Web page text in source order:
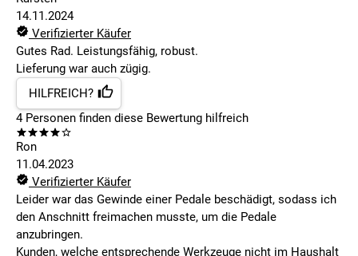
14.11.2024
Verifizierter Käufer
Gutes Rad. Leistungsfähig, robust.
Lieferung war auch zügig.
HILFREICH?
4Personen finden diese Bewertung hilfreich
Ron
11.04.2023
Verifizierter Käufer
Leider war das Gewinde einer Pedale beschädigt, sodass ich
den Anschnitt freimachen musste, um die Pedale
anzubringen.
Kunden, welche entsprechende Werkzeuge nicht im Haushalt